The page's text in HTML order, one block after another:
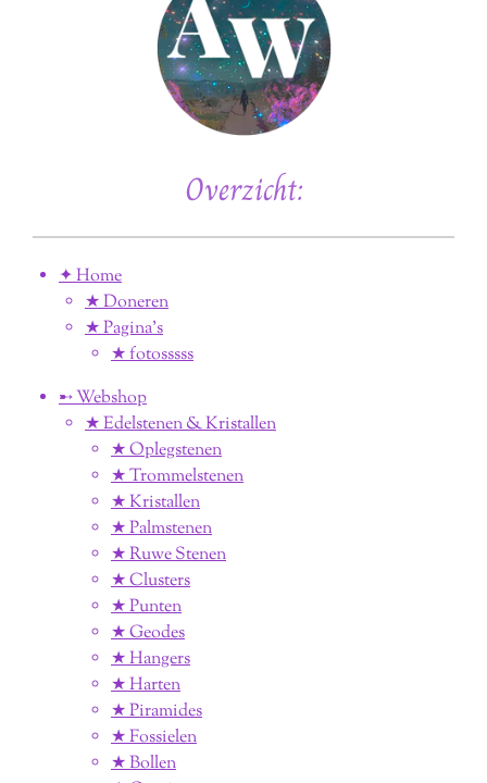
Overzicht:
✦ Home
★ Doneren
★ Pagina’s
★ fotosssss
➸ Webshop
★ Edelstenen & Kristallen
★ Oplegstenen
★ Trommelstenen
★ Kristallen
★ Palmstenen
★ Ruwe Stenen
★ Clusters
★ Punten
★ Geodes
★ Hangers
★ Harten
★ Piramides
★ Fossielen
★ Bollen